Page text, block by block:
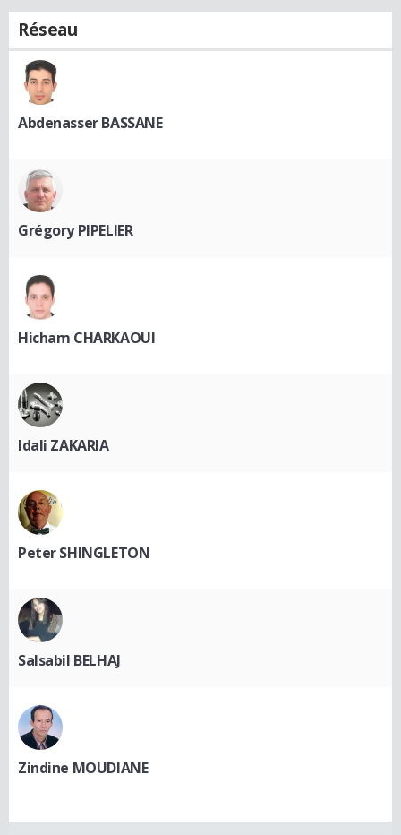
Réseau
Abdenasser BASSANE
Grégory PIPELIER
Hicham CHARKAOUI
Idali ZAKARIA
Peter SHINGLETON
Salsabil BELHAJ
Zindine MOUDIANE